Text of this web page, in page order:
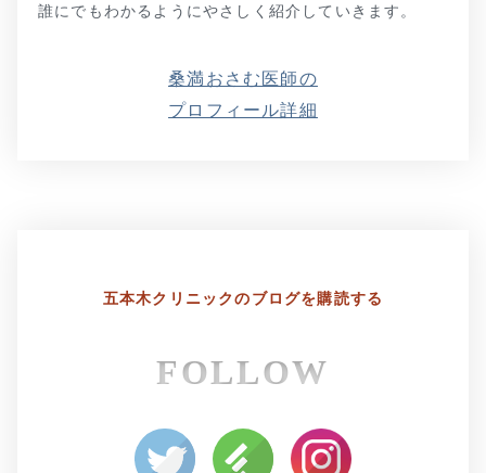
誰にでもわかるようにやさしく紹介していきます。
桑満おさむ医師の
プロフィール詳細
五本木クリニックのブログを購読する
FOLLOW